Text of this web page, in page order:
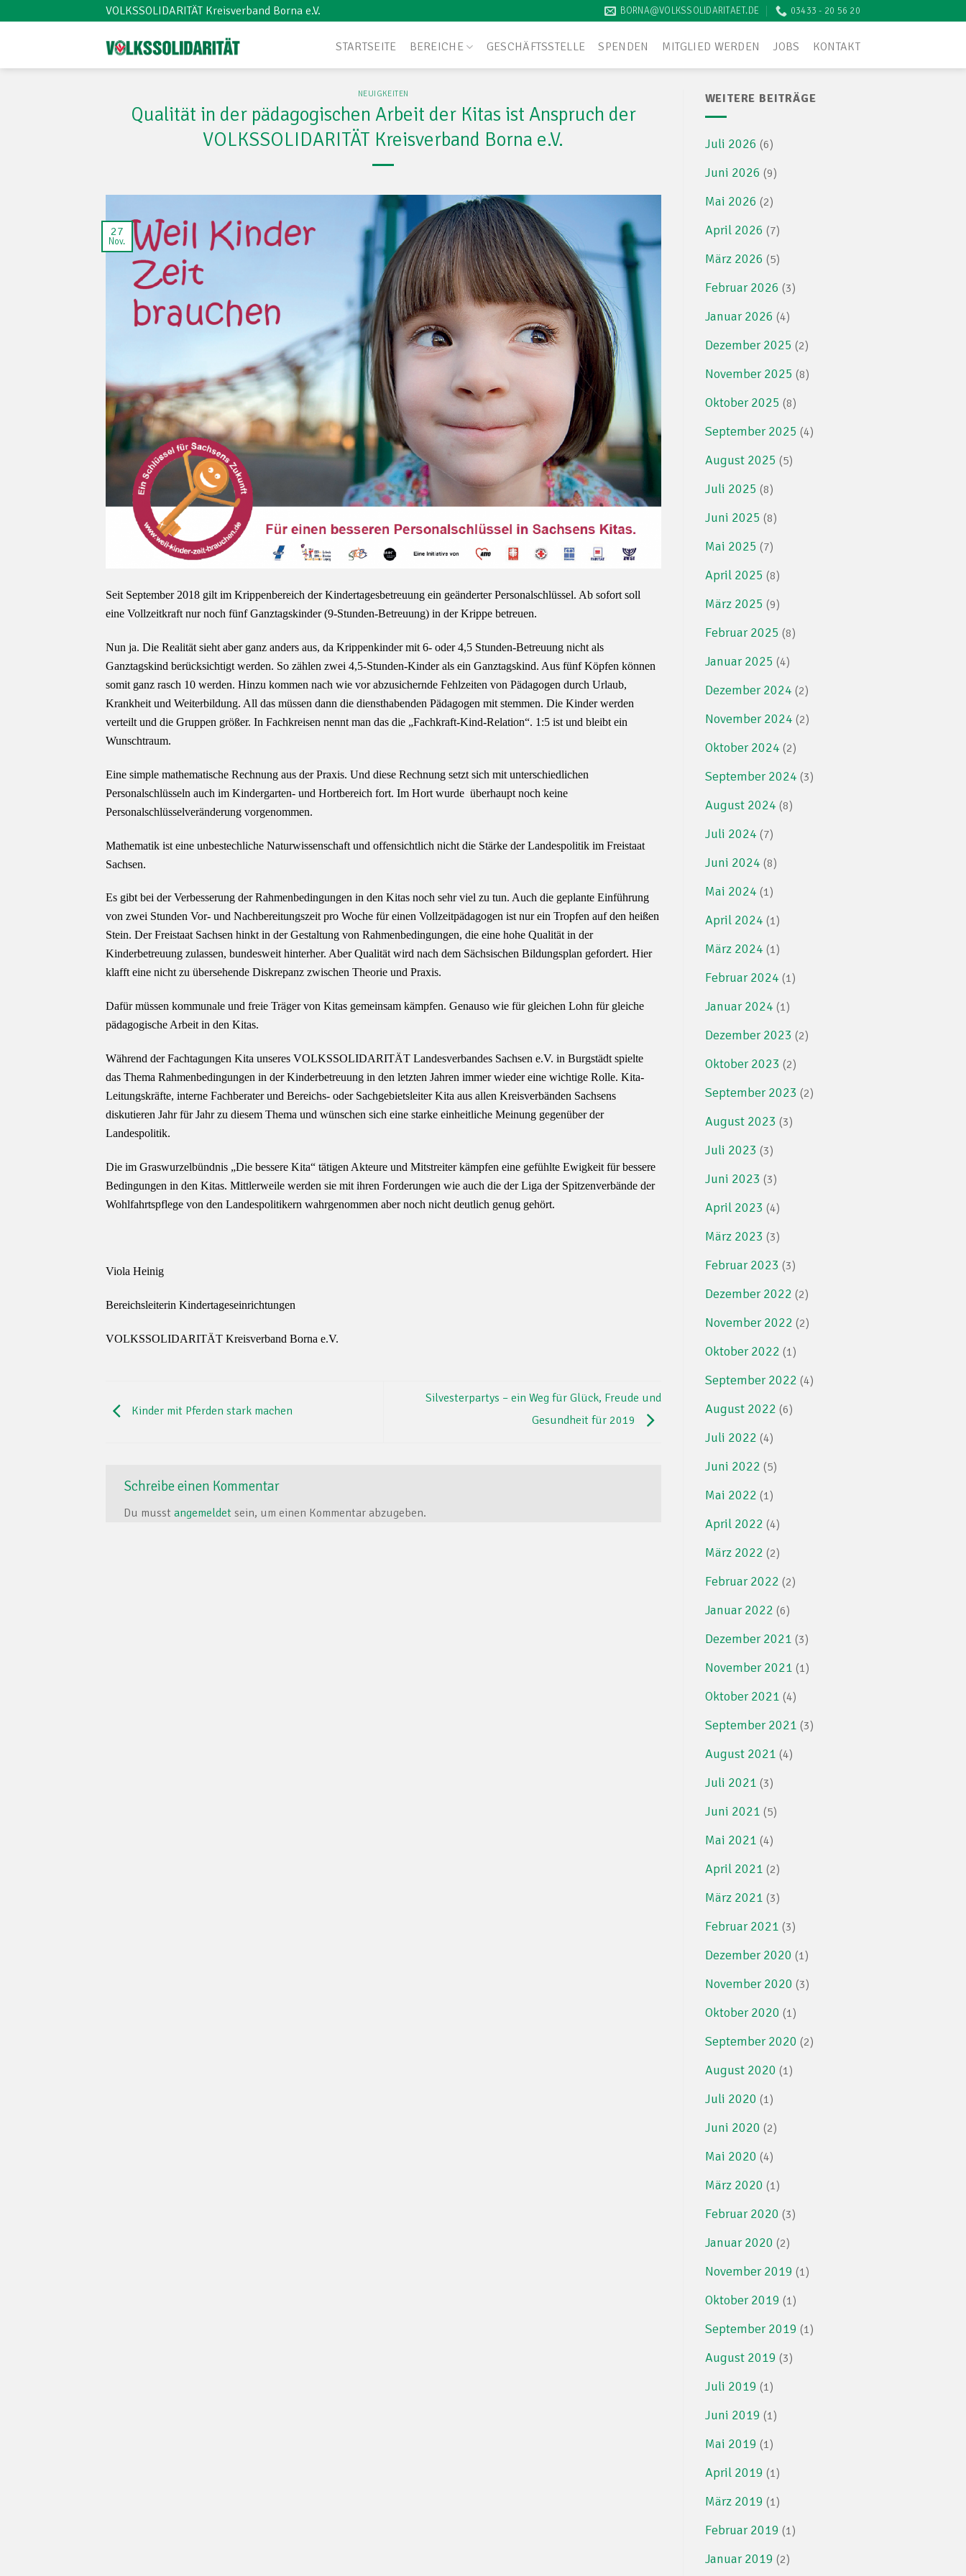
to
VOLKSSOLIDARITÄT Kreisverband Borna e.V. BORNA@VOLKSSOLIDARITAET.DE 03433 - 20 56 20
STARTSEITE BEREICHE GESCHÄFTSSTELLE SPENDEN MITGLIED WERDEN JOBS KONTAKT
NEUIGKEITEN
Qualität in der pädagogischen Arbeit der Kitas ist Anspruch der
VOLKSSOLIDARITÄT Kreisverband Borna e.V.
27
Nov.
Seit September 2018 gilt im Krippenbereich der Kindertagesbetreuung ein geänderter Personalschlüssel. Ab sofort soll
eine Vollzeitkraft nur noch fünf Ganztagskinder (9-Stunden-Betreuung) in der Krippe betreuen.
Nun ja. Die Realität sieht aber ganz anders aus, da Krippenkinder mit 6- oder 4,5 Stunden-Betreuung nicht als
Ganztagskind berücksichtigt werden. So zählen zwei 4,5-Stunden-Kinder als ein Ganztagskind. Aus fünf Köpfen können
somit ganz rasch 10 werden. Hinzu kommen nach wie vor abzusichernde Fehlzeiten von Pädagogen durch Urlaub,
Krankheit und Weiterbildung. All das müssen dann die diensthabenden Pädagogen mit stemmen. Die Kinder werden
verteilt und die Gruppen größer. In Fachkreisen nennt man das die „Fachkraft-Kind-Relation“. 1:5 ist und bleibt ein
Wunschtraum.
Eine simple mathematische Rechnung aus der Praxis. Und diese Rechnung setzt sich mit unterschiedlichen
Personalschlüsseln auch im Kindergarten- und Hortbereich fort. Im Hort wurde überhaupt noch keine
Personalschlüsselveränderung vorgenommen.
Mathematik ist eine unbestechliche Naturwissenschaft und offensichtlich nicht die Stärke der Landespolitik im Freistaat
Sachsen.
Es gibt bei der Verbesserung der Rahmenbedingungen in den Kitas noch sehr viel zu tun. Auch die geplante Einführung
von zwei Stunden Vor- und Nachbereitungszeit pro Woche für einen Vollzeitpädagogen ist nur ein Tropfen auf den heißen
Stein. Der Freistaat Sachsen hinkt in der Gestaltung von Rahmenbedingungen, die eine hohe Qualität in der
Kinderbetreuung zulassen, bundesweit hinterher. Aber Qualität wird nach dem Sächsischen Bildungsplan gefordert. Hier
klafft eine nicht zu übersehende Diskrepanz zwischen Theorie und Praxis.
Dafür müssen kommunale und freie Träger von Kitas gemeinsam kämpfen. Genauso wie für gleichen Lohn für gleiche
pädagogische Arbeit in den Kitas.
Während der Fachtagungen Kita unseres VOLKSSOLIDARITÄT Landesverbandes Sachsen e.V. in Burgstädt spielte
das Thema Rahmenbedingungen in der Kinderbetreuung in den letzten Jahren immer wieder eine wichtige Rolle. Kita-
Leitungskräfte, interne Fachberater und Bereichs- oder Sachgebietsleiter Kita aus allen Kreisverbänden Sachsens
diskutieren Jahr für Jahr zu diesem Thema und wünschen sich eine starke einheitliche Meinung gegenüber der
Landespolitik.
Die im Graswurzelbündnis „Die bessere Kita“ tätigen Akteure und Mitstreiter kämpfen eine gefühlte Ewigkeit für bessere
Bedingungen in den Kitas. Mittlerweile werden sie mit ihren Forderungen wie auch die der Liga der Spitzenverbände der
Wohlfahrtspflege von den Landespolitikern wahrgenommen aber noch nicht deutlich genug gehört.
Viola Heinig
Bereichsleiterin Kindertageseinrichtungen
VOLKSSOLIDARITÄT Kreisverband Borna e.V.
Kinder mit Pferden stark machen
Silvesterpartys – ein Weg für Glück, Freude und
Gesundheit für 2019
Schreibe einen Kommentar
Du musst angemeldet sein, um einen Kommentar abzugeben.
WEITERE BEITRÄGE
Juli 2026 (6)
Juni 2026 (9)
Mai 2026 (2)
April 2026 (7)
März 2026 (5)
Februar 2026 (3)
Januar 2026 (4)
Dezember 2025 (2)
November 2025 (8)
Oktober 2025 (8)
September 2025 (4)
August 2025 (5)
Juli 2025 (8)
Juni 2025 (8)
Mai 2025 (7)
April 2025 (8)
März 2025 (9)
Februar 2025 (8)
Januar 2025 (4)
Dezember 2024 (2)
November 2024 (2)
Oktober 2024 (2)
September 2024 (3)
August 2024 (8)
Juli 2024 (7)
Juni 2024 (8)
Mai 2024 (1)
April 2024 (1)
März 2024 (1)
Februar 2024 (1)
Januar 2024 (1)
Dezember 2023 (2)
Oktober 2023 (2)
September 2023 (2)
August 2023 (3)
Juli 2023 (3)
Juni 2023 (3)
April 2023 (4)
März 2023 (3)
Februar 2023 (3)
Dezember 2022 (2)
November 2022 (2)
Oktober 2022 (1)
September 2022 (4)
August 2022 (6)
Juli 2022 (4)
Juni 2022 (5)
Mai 2022 (1)
April 2022 (4)
März 2022 (2)
Februar 2022 (2)
Januar 2022 (6)
Dezember 2021 (3)
November 2021 (1)
Oktober 2021 (4)
September 2021 (3)
August 2021 (4)
Juli 2021 (3)
Juni 2021 (5)
Mai 2021 (4)
April 2021 (2)
März 2021 (3)
Februar 2021 (3)
Dezember 2020 (1)
November 2020 (3)
Oktober 2020 (1)
September 2020 (2)
August 2020 (1)
Juli 2020 (1)
Juni 2020 (2)
Mai 2020 (4)
März 2020 (1)
Februar 2020 (3)
Januar 2020 (2)
November 2019 (1)
Oktober 2019 (1)
September 2019 (1)
August 2019 (3)
Juli 2019 (1)
Juni 2019 (1)
Mai 2019 (1)
April 2019 (1)
März 2019 (1)
Februar 2019 (1)
Januar 2019 (2)